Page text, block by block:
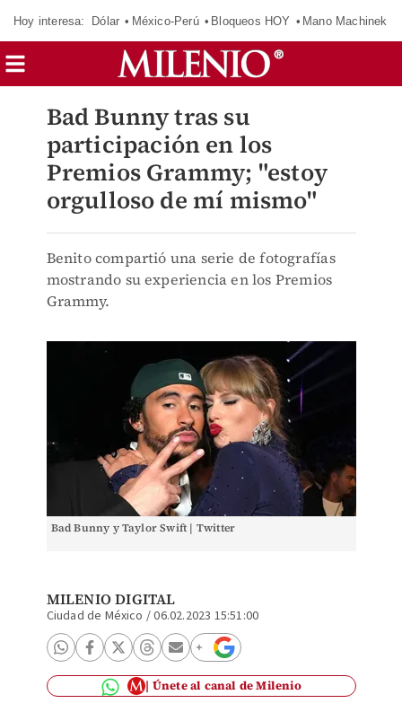
Hoy interesa: Dólar México-Perú Bloqueos HOY Mano Machinek
Bad Bunny tras su
participación en los
Premios Grammy; "estoy
orgulloso de mí mismo"
Benito compartió una serie de fotografías
mostrando su experiencia en los Premios
Grammy.
Bad Bunny y Taylor Swift | Twitter
MILENIO DIGITAL
Ciudad de México /06.02.2023 15:51:00
Únete al canal de Milenio